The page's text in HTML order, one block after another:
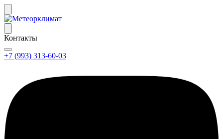
Контакты
+7 (993) 313-60-03